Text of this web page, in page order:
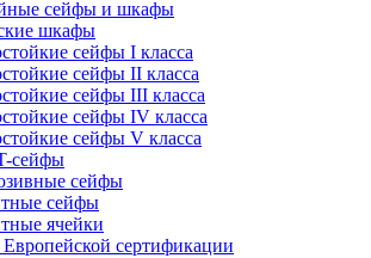
сейфы и шкафы
шкафы
сейфы I класса
сейфы II класса
сейфы III класса
сейфы IV класса
сейфы V класса
сейфы
сейфы
сейфы
ячейки
сертификации